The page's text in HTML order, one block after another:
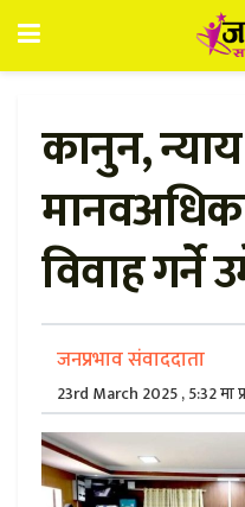
कानुन,
विवाह गर्ने
जनप्रभाव संवाददाता
23rd March 2025 , 5:32 मा